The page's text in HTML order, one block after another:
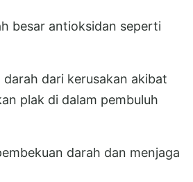
besar antioksidan seperti
dari kerusakan akibat
plak di dalam pembuluh
darah dan menjaga